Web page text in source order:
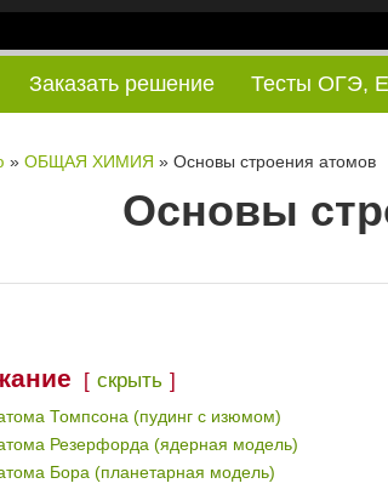
Заказать решение Тесты ОГЭ,
» ОБЩАЯ ХИМИЯ » Основы строения атомов
Основы
скрыть
Томпсона (пудинг с изюмом)
Резерфорда (ядерная модель)
Бора (планетарная модель)